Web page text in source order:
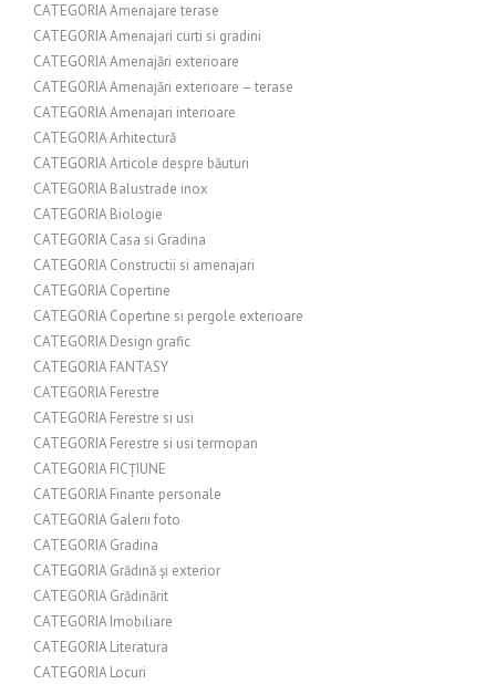
CATEGORIA Amenajare terase
CATEGORIA Amenajari curti si gradini
CATEGORIA Amenajări exterioare
CATEGORIA Amenajări exterioare – terase
CATEGORIA Amenajari interioare
CATEGORIA Arhitectură
CATEGORIA Articole despre băuturi
CATEGORIA Balustrade inox
CATEGORIA Biologie
CATEGORIA Casa si Gradina
CATEGORIA Constructii si amenajari
CATEGORIA Copertine
CATEGORIA Copertine si pergole exterioare
CATEGORIA Design grafic
CATEGORIA FANTASY
CATEGORIA Ferestre
CATEGORIA Ferestre si usi
CATEGORIA Ferestre si usi termopan
CATEGORIA FICȚIUNE
CATEGORIA Finante personale
CATEGORIA Galerii foto
CATEGORIA Gradina
CATEGORIA Grădină și exterior
CATEGORIA Grădinărit
CATEGORIA Imobiliare
CATEGORIA Literatura
CATEGORIA Locuri